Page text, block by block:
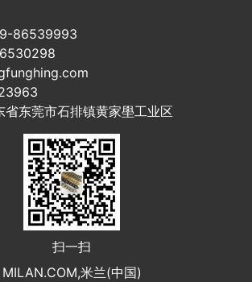
86539993
省东莞市石排镇黄家壆工业区
扫一扫
MILAN.COM,米兰(中国)